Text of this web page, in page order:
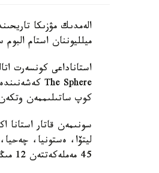
ميلليوننان استام البوم
استاناداعى كونسەرت
كوپ ساتىلىممەن وتكەن
سونىمەن قاتار استانا
ليتۆا، ەستونيا،
45 مەملەكەتتەن 12 مىڭنان استام تۋريست كەلەدى دەپ جوسپارلانعان.